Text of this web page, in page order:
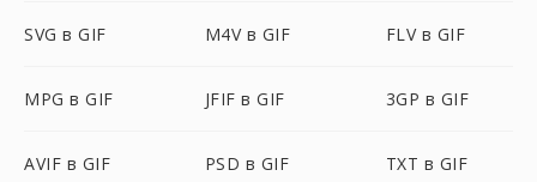
SVG в GIF M4V в GIF FLV в GIF
MPG в GIF JFIF в GIF 3GP в GIF
AVIF в GIF PSD в GIF TXT в GIF